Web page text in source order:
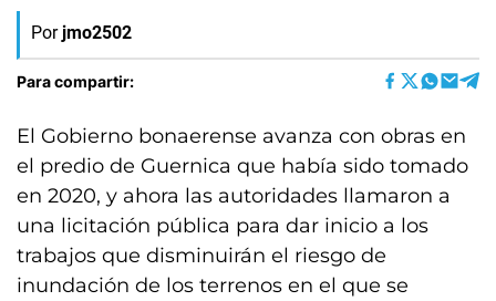
Por jmo2502
Para compartir:
El Gobierno bonaerense avanza con obras en
el predio de Guernica que había sido tomado
en 2020, y ahora las autoridades llamaron a
una licitación pública para dar inicio a los
trabajos que disminuirán el riesgo de
inundación de los terrenos en el que se